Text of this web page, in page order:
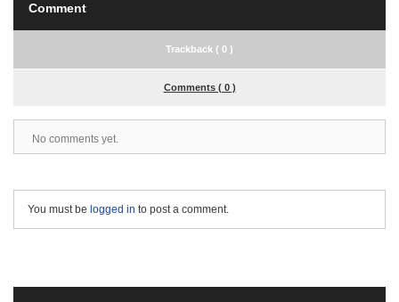
Comment
Trackback ( 0 )
Comments ( 0 )
No comments yet.
You must be logged in to post a comment.